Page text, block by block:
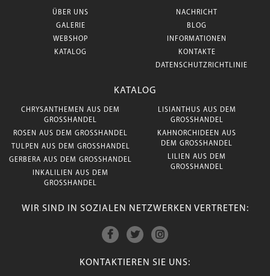
ÜBER UNS
GALERIE
WEBSHOP
KATALOG
NACHRICHT
BLOG
INFORMATIONEN
KONTAKTE
DATENSCHUTZRICHTLINIE
KATALOG
CHRYSANTHEMEN AUS DEM
GROSSHANDEL
ROSEN AUS DEM GROSSHANDEL
TULPEN AUS DEM GROSSHANDEL
GERBERA AUS DEM GROSSHANDEL
INKALILIEN AUS DEM
GROSSHANDEL
LISIANTHUS AUS DEM
GROSSHANDEL
KAHNORCHIDEEN AUS
DEM GROSSHANDEL
LILIEN AUS DEM
GROSSHANDEL
WIR SIND IN SOZIALEN NETZWERKEN VERTRETEN:
KONTAKTIEREN SIE UNS: